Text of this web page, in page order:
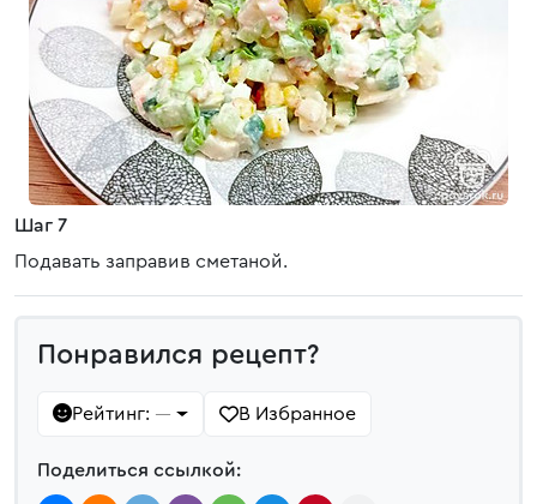
Шаг 7
Подавать заправив сметаной.
Понравился рецепт?
Рейтинг: — В Избранное
Поделиться ссылкой: